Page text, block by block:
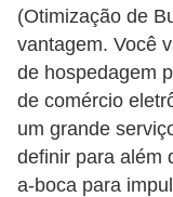
(Otimização de
vantagem. Você
de hospedagem
de comércio
um grande
definir para além
a-boca para
b
a
l
h
i
s